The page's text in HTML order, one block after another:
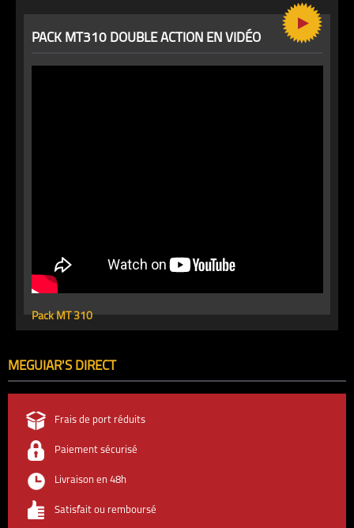
PACK MT310 DOUBLE ACTION EN VIDÉO
Pack MT 310
MEGUIAR'S DIRECT
Frais de port réduits
Paiement sécurisé
Livraison en 48h
Satisfait ou remboursé